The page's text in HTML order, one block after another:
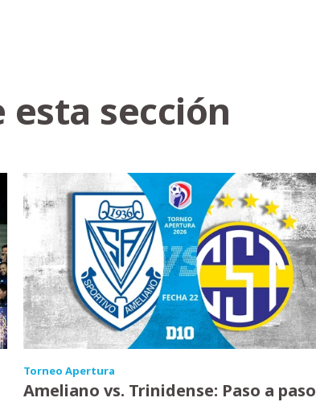
sección
Torneo Apertura
Ameliano vs. Trinidense: Paso a paso